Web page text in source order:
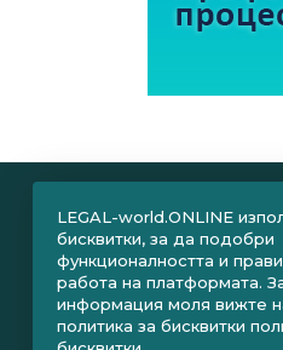
LEGAL-world.ONLINE
бисквитки, за да подобри
функционалността и
работа на платформата.
информация моля вижте
политика за бисквитки